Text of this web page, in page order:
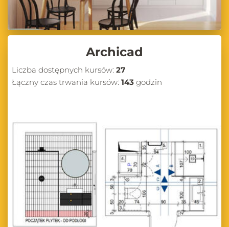
Archicad
Liczba dostępnych kursów: 27
Łączny czas trwania kursów: 143 godzin